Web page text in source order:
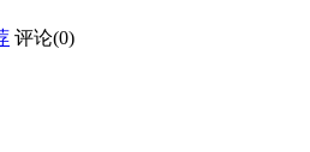
评论(0)